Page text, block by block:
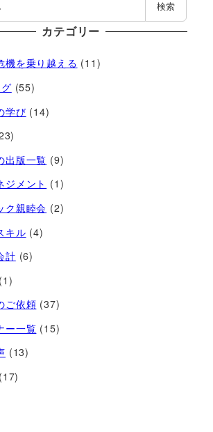
検索
カテゴリー
機を乗り越える (11)
(55)
学び (14)
出版一覧 (9)
ジメント (1)
ク親睦会 (2)
キル (4)
計 (6)
(1)
ご依頼 (37)
ー一覧 (15)
(13)
(17)